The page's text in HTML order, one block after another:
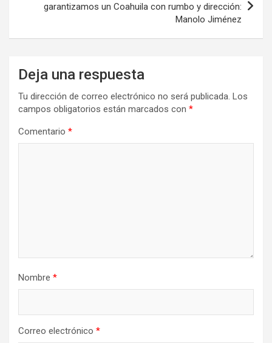
garantizamos un Coahuila con rumbo y dirección:
Manolo Jiménez
Deja una respuesta
Tu dirección de correo electrónico no será publicada. Los
campos obligatorios están marcados con *
Comentario *
Nombre *
Correo electrónico *